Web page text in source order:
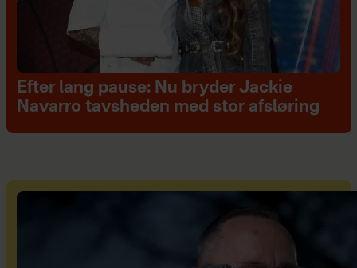
Efter lang pause: Nu bryder Jackie
Navarro tavsheden med stor afsløring